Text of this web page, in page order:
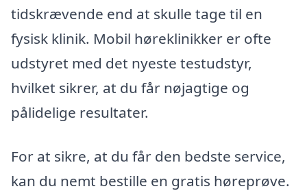
tidskrævende end at skulle tage til en
fysisk klinik. Mobil høreklinikker er ofte
udstyret med det nyeste testudstyr,
hvilket sikrer, at du får nøjagtige og
pålidelige resultater.
For at sikre, at du får den bedste service,
kan du nemt bestille en gratis høreprøve.